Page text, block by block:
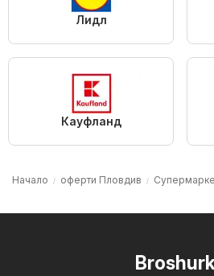
Лидл
Кауфланд
Начало оферти Пловдив